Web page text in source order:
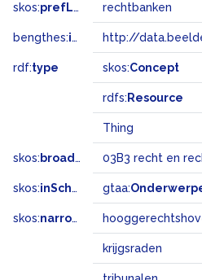
skos:prefLabel rechtbanken
bengthes:inSet http://
rdf:type skos:Concept
rdfs: Resource
Thing
skos: broadMatch 03B3 recht en
skos:inScheme gtaa:
skos:narrower
krijgsraden